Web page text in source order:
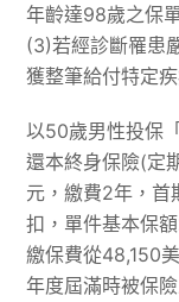
年齡達98歲之保
(3)若經診斷罹患
獲整筆給付特定
以50歲男性投保
還本終身保險(定
元，繳費2年，首
扣，單件基本保
繳保費從48,150
年度屆滿時被保